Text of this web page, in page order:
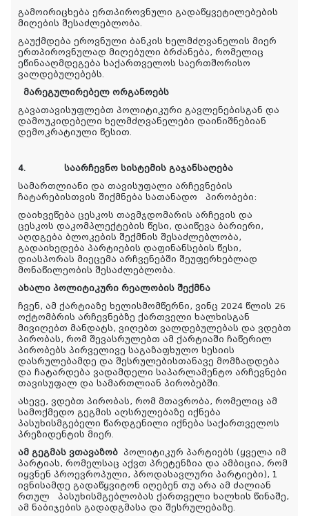
გამოირიცხება ერთპიროვნული გადაწყვეტილებების
მიღების შესაძლებლობა.
გაუქმდება ეროვნული ბანკის ხელმძღვანელის მიერ
ერთპიროვნულად მიღებული ბრძანება, რომელიც
ეწინააღმდეგება საქართველოს საერთშორისო
ვალდებულებებს.
მარეგულირებელ ორგანოებს
გავათავისუფლებთ პოლიტიკური გავლენებისგან და
დამოუკიდებელი ხელმძღვანელები დაინიშნებიან
დემოკრატიული წესით.
4.
საარჩევნო სისტემის გაჯანსაღება
სამართლიანი და თავისუფალი არჩევნების
ჩატარებისთვის შიქმნება სათანადო პირობები:
დაიხვეწება ცესკოს თავმჯდომარის არჩევის და
ცესკოს დაკომპლექტების წესი, დაიწევა ბარიერი,
აღდგება ბლოკების შექმნის შესაძლებლობა,
გადაიხედება პარტიების დაფინანსების წესი,
დიასპორას მიეცემა არჩვენებში შეუფერხებლად
მონაწილეობის შესაძლებლობა.
ახალი პოლიტიკური რეალობის შექმნა
ჩვენ, ამ ქარტიაზე ხელისმომწერნი, ვინც 2024 წლის 26
ოქტომბრის არჩევნებზე ქართველი ხალხისგან
მივიღებთ მანდატს, ვიღებთ ვალდებულებას და ვდებთ
პირობას, რომ შევასრულებთ ამ ქარტიაში ჩაწერილ
პირობებს პირველივე საგაზაფხულო სესიის
დასრულებამდე და შესრულებისთანავე მომზადდება
და ჩატარდება ვადამდელი საპარლამენტო არჩევნები
თავისუფალ და სამართლიან პირობებში.
ასევე, ვდებთ პირობას, რომ მთავრობა, რომელიც ამ
სამოქმედო გეგმის აღსრულებაზე იქნება
პასუხისმგებელი წარდგენილი იქნება საქართველოს
პრეზიდენტის მიერ.
ამ გეგმას ვთავაზობ პოლიტიკურ პარტიებს (ყველა იმ
პარტიას, რომელსაც აქვთ პრეტენზია და ამბიცია, რომ
იყვნენ პროევროპული, პროდასავლური პარტიები), 1
ივნისამდე გადაწყვიტონ იღებენ თუ არა ამ ძალიან
რთულ პასუხისმგებლობას ქართველი ხალხის წინაშე,
ამ ნაბიჯების გადადგმასა და შესრულებაზე.